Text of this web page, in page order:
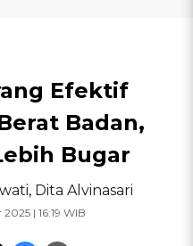
Efektif
Badan,
Bugar
, Dita Alvinasari
2025 | 16:19 WIB